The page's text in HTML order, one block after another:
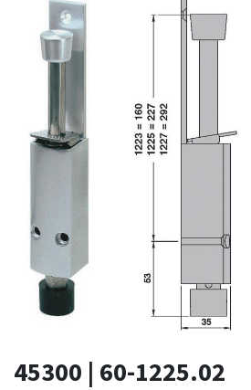
45300 | 60-1225.02